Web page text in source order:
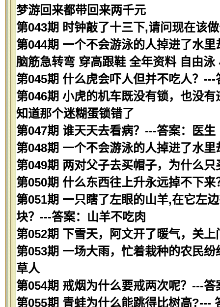
梦游回来都带回来两千元
第043期 时钟敲了十三下,请问现在该
第044期 一个不会游泳的人掉进了水
脑筋急转弯 穿高跟鞋 全年资料 自由泳
第045期 什么虎会吓人但并不吃人？---
第046期 小虎的机车既没有锁，也没
知道那个迷糊蛋锁错了
第047期 谁天天去看病？---答案：医生
第048期 一个不会游泳的人掉进了水
第049期 两对父子去买帽子，为什么
第050期 什么东西往上升永远掉不下
第051期 一只瞎了左眼的山羊,在它左
块？---答案：山羊不吃肉
第052期 下雪天，阿文开了暖气，关
第053期 一场大雨，忙着栽种的农民
草人
第054期 戒烟为什么要戒两次呢？---
第055期 青蛙为什么能跳得比树高?---